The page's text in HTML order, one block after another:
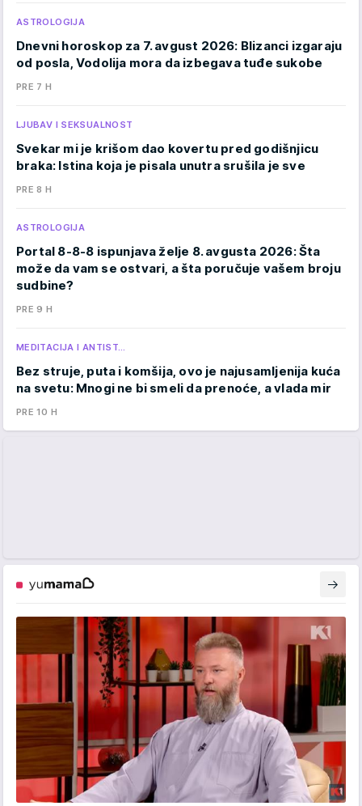
ASTROLOGIJA
Dnevni horoskop za 7. avgust 2026: Blizanci izgaraju
od posla, Vodolija mora da izbegava tuđe sukobe
PRE 7 H
LJUBAV I SEKSUALNOST
Svekar mi je krišom dao kovertu pred godišnjicu
braka: Istina koja je pisala unutra srušila je sve
PRE 8 H
ASTROLOGIJA
Portal 8-8-8 ispunjava želje 8. avgusta 2026: Šta
može da vam se ostvari, a šta poručuje vašem broju
sudbine?
PRE 9 H
MEDITACIJA I ANTIST…
Bez struje, puta i komšija, ovo je najusamljenija kuća
na svetu: Mnogi ne bi smeli da prenoće, a vlada mir
PRE 10 H